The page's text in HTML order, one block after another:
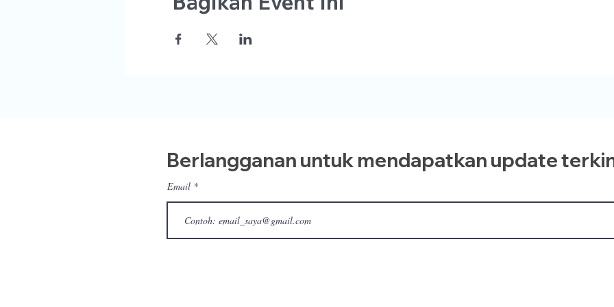
Berlangganan untuk mendapatkan update
Email